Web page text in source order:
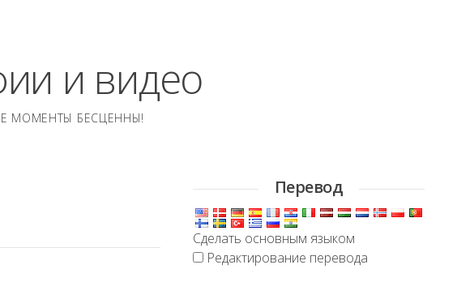
и видео
МОМЕНТЫ БЕСЦЕННЫ!
Перевод
Сделать основным языком
Редактирование перевода